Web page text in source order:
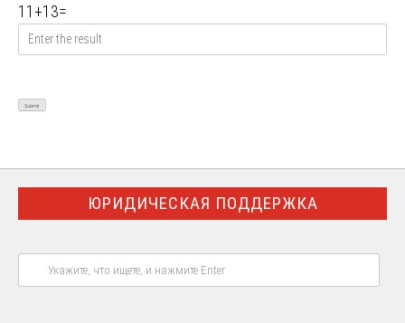
11 +13=
ЮРИДИЧЕСКАЯ ПОДДЕРЖКА